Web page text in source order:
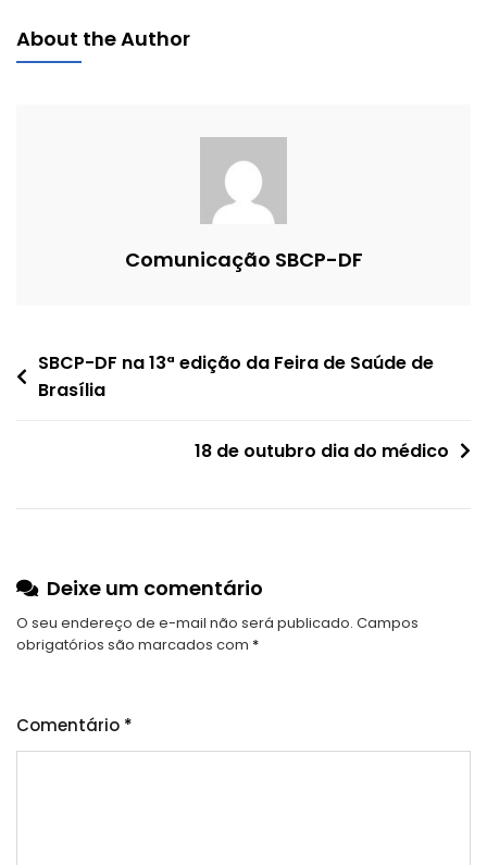
About the Author
Comunicação SBCP-DF
Navegação
de
SBCP-DF na 13ª edição da Feira de Saúde de
Brasília
18 de outubro dia do médico
Deixe um comentário
O seu endereço de e-mail não será publicado. Campos
obrigatórios são marcados com *
Comentário *